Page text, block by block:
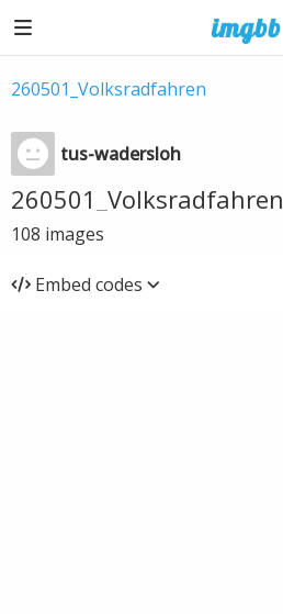
260501_Volksradfahren
tus-wadersloh
260501_Volksradfahren
108 images
Embed codes